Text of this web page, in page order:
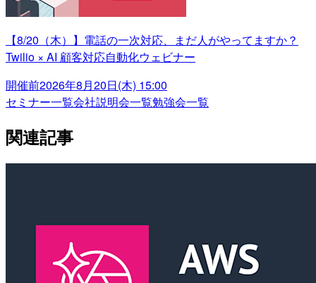
【8/20（木）】電話の一次対応、まだ人がやってますか？
Twilio × AI 顧客対応自動化ウェビナー
開催前2026年8月20日(木) 15:00
セミナー一覧会社説明会一覧勉強会一覧
関連記事